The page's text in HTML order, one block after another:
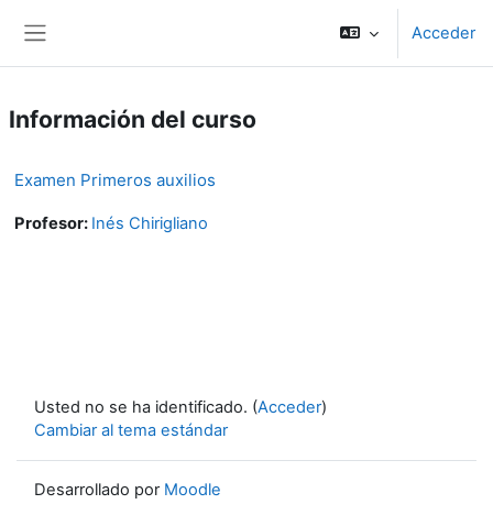
Acceder
Información del curso
Examen Primeros auxilios
Profesor: Inés Chirigliano
Usted no se ha identificado. (Acceder)
Cambiar al tema estándar
Desarrollado por Moodle